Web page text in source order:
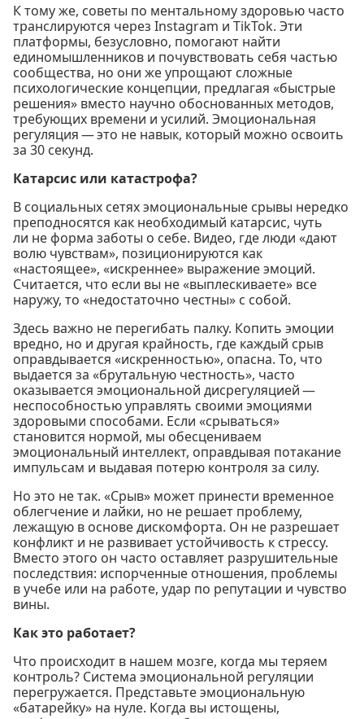
К тому же, советы по ментальному здоровью часто
транслируются через Instagram и TikTok. Эти
платформы, безусловно, помогают найти
единомышленников и почувствовать себя частью
сообщества, но они же упрощают сложные
психологические концепции, предлагая «быстрые
решения» вместо научно обоснованных методов,
требующих времени и усилий. Эмоциональная
регуляция — это не навык, который можно освоить
за 30 секунд.
Катарсис или катастрофа?
В социальных сетях эмоциональные срывы нередко
преподносятся как необходимый катарсис, чуть
ли не форма заботы о себе. Видео, где люди «дают
волю чувствам», позиционируются как
«настоящее», «искреннее» выражение эмоций.
Считается, что если вы не «выплескиваете» все
наружу, то «недостаточно честны» с собой.
Здесь важно не перегибать палку. Копить эмоции
вредно, но и другая крайность, где каждый срыв
оправдывается «искренностью», опасна. То, что
выдается за «брутальную честность», часто
оказывается эмоциональной дисрегуляцией —
неспособностью управлять своими эмоциями
здоровыми способами. Если «срываться»
становится нормой, мы обесцениваем
эмоциональный интеллект, оправдывая потакание
импульсам и выдавая потерю контроля за силу.
Но это не так. «Срыв» может принести временное
облегчение и лайки, но не решает проблему,
лежащую в основе дискомфорта. Он не разрешает
конфликт и не развивает устойчивость к стрессу.
Вместо этого он часто оставляет разрушительные
последствия: испорченные отношения, проблемы
в учебе или на работе, удар по репутации и чувство
вины.
Как это работает?
Что происходит в нашем мозге, когда мы теряем
контроль? Система эмоциональной регуляции
перегружается. Представьте эмоциональную
«батарейку» на нуле. Когда вы истощены,